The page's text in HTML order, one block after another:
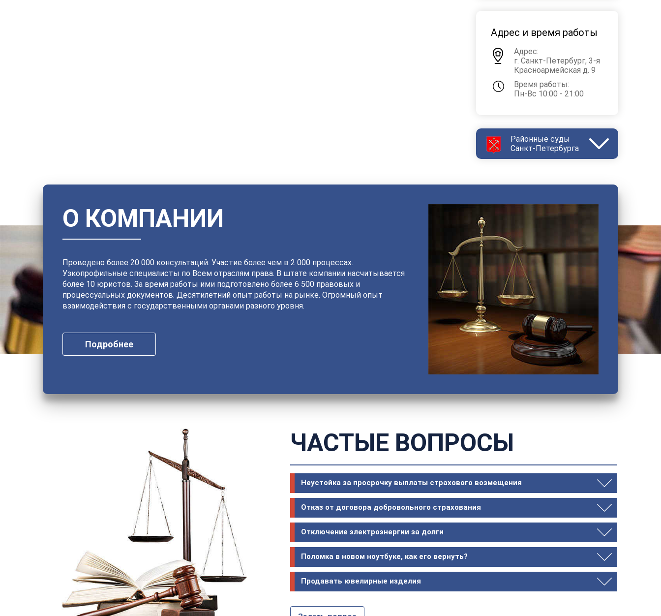
Адрес и время работы
Адрес:
г. Санкт-Петербург, 3-я
Красноармейская д. 9
Время работы:
Пн-Вс 10:00 - 21:00
Районные суды
Санкт-Петербурга
Калининский
Кировский
Колпинский
Красногвардейский
Ленинский
Октябрьский
Петроградский
Петродворцовый
Приморский
Пушкинский
Смольнинский
Фрунзенский
О КОМПАНИИ
Проведено более 20 000 консультаций. Участие более чем в 2 000 процессах.
Узкопрофильные специалисты по Всем отраслям права. В штате компании насчитывается
более 10 юристов. За время работы ими подготовлено более 6 500 правовых и
процессуальных документов. Десятилетний опыт работы на рынке. Огромный опыт
взаимодействия с государственными органами разного уровня.
Подробнее
ЧАСТЫЕ ВОПРОСЫ
Неустойка за просрочку выплаты страхового возмещения
Отказ от договора добровольного страхования
Отключение электроэнергии за долги
Поломка в новом ноутбуке, как его вернуть?
Продавать ювелирные изделия